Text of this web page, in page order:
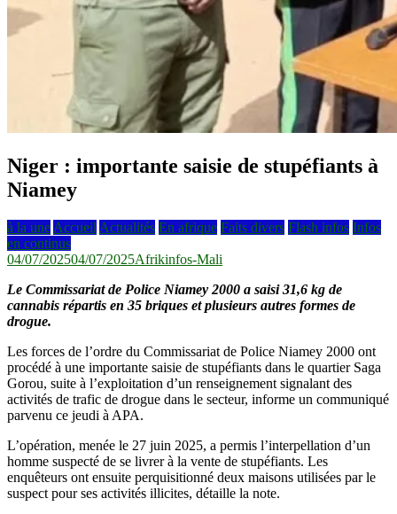
Niger : importante saisie de stupéfiants à
Niamey
à la une Accueil Actualités En afrique Faits divers Flash infos Infos
en continus
04/07/202504/07/2025Afrikinfos-Mali
Le Commissariat de Police Niamey 2000 a saisi 31,6 kg de
cannabis répartis en 35 briques et plusieurs autres formes de
drogue.
Les forces de l’ordre du Commissariat de Police Niamey 2000 ont
procédé à une importante saisie de stupéfiants dans le quartier Saga
Gorou, suite à l’exploitation d’un renseignement signalant des
activités de trafic de drogue dans le secteur, informe un communiqué
parvenu ce jeudi à APA.
L’opération, menée le 27 juin 2025, a permis l’interpellation d’un
homme suspecté de se livrer à la vente de stupéfiants. Les
enquêteurs ont ensuite perquisitionné deux maisons utilisées par le
suspect pour ses activités illicites, détaille la note.